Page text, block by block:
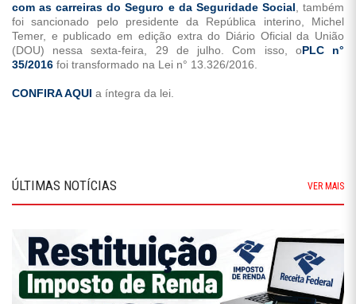
com as carreiras do Seguro e da Seguridade Social, também
foi sancionado pelo presidente da República interino, Michel
Temer, e publicado em edição extra do Diário Oficial da União
(DOU) nessa sexta-feira, 29 de julho. Com isso, oPLC n°
35/2016 foi transformado na Lei n° 13.326/2016.
CONFIRA AQUI a íntegra da lei.
ÚLTIMAS NOTÍCIAS VER MAIS